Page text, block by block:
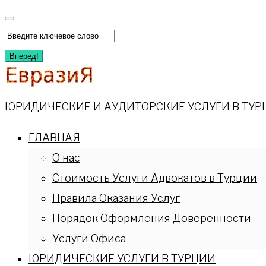
Перейти
к
содержимому
Искать:
Вперед!
ЮРИДИЧЕСКИЕ И АУДИТОРСКИЕ УСЛУГИ В
ГЛАВНАЯ
О нас
Стоимость Услуги Адвокатов в Турции
Правила Оказания Услуг
Порядок Оформления Доверенности
Услуги Офиса
ЮРИДИЧЕСКИЕ УСЛУГИ В ТУРЦИИ